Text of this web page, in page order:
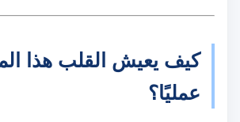
كيف يعيش القلب هذا
عمليًا؟